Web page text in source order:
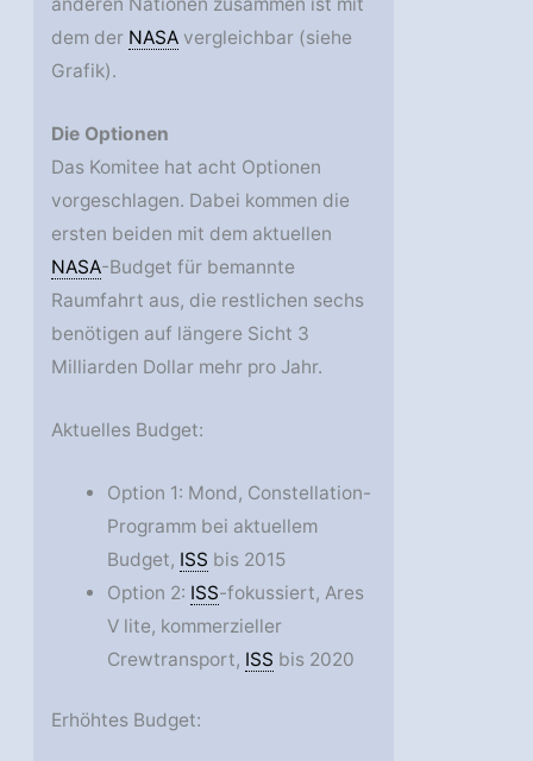
dem der NASA vergleichbar (siehe
Grafik).
Die Optionen
Das Komitee hat acht Optionen
vorgeschlagen. Dabei kommen die
ersten beiden mit dem aktuellen
NASA-Budget für bemannte
Raumfahrt aus, die restlichen sechs
benötigen auf längere Sicht 3
Milliarden Dollar mehr pro Jahr.
Aktuelles Budget:
Option 1: Mond, Constellation-
Programm bei aktuellem
Budget, ISS bis 2015
Option 2: ISS-fokussiert, Ares
V lite, kommerzieller
Crewtransport, ISS bis 2020
Erhöhtes Budget: